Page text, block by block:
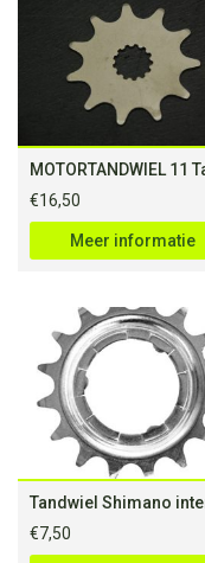
€16,50
Meer informatie
€7,50